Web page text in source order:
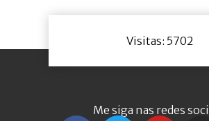
Visitas: 5702
Me siga nas redes